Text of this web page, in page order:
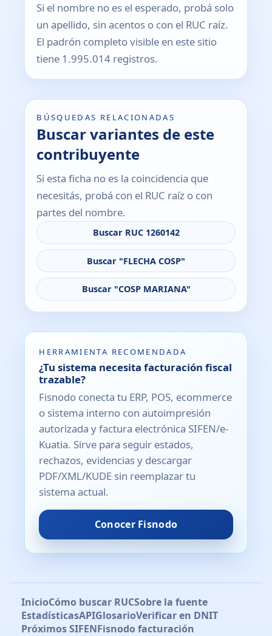
Si el nombre no es el esperado, probá solo
un apellido, sin acentos o con el RUC raíz.
El padrón completo visible en este sitio
tiene 1.995.014 registros.
BÚSQUEDAS RELACIONADAS
Buscar variantes de este
contribuyente
Si esta ficha no es la coincidencia que
necesitás, probá con el RUC raíz o con
partes del nombre.
Buscar RUC 1260142
Buscar "FLECHA COSP"
Buscar "COSP MARIANA"
HERRAMIENTA RECOMENDADA
¿Tu sistema necesita facturación fiscal
trazable?
Fisnodo conecta tu ERP, POS, ecommerce
o sistema interno con autoimpresión
autorizada y factura electrónica SIFEN/e-
Kuatia. Sirve para seguir estados,
rechazos, evidencias y descargar
PDF/XML/KUDE sin reemplazar tu
sistema actual.
Conocer Fisnodo
InicioCómo buscar RUCSobre la fuente
EstadísticasAPIGlosarioVerificar en DNIT
Próximos SIFENFisnodo facturación